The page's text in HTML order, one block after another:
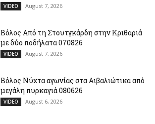
VIDEO August 7, 2026
Βόλος Από τη Στουτγκάρδη στην Κριθαριά
με δύο ποδήλατα 070826
VIDEO August 7, 2026
Βόλος Νύχτα αγωνίας στα Αιβαλιώτικα από
μεγάλη πυρκαγιά 080626
VIDEO August 6, 2026